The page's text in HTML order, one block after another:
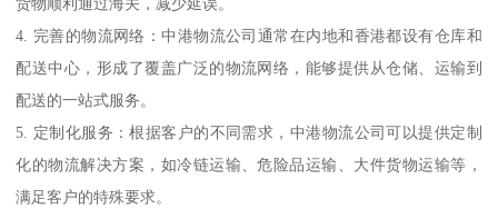
货物顺利通过海关，减少延误。
4. 完善的物流网络：中港物流公司通常在内地和香港都设有仓库和
配送中心，形成了覆盖广泛的物流网络，能够提供从仓储、运输到
配送的一站式服务。
5. 定制化服务：根据客户的不同需求，中港物流公司可以提供定制
化的物流解决方案，如冷链运输、危险品运输、大件货物运输等，
满足客户的特殊要求。